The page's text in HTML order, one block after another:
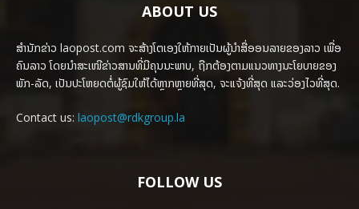
ABOUT US
ສຳນັກຂ່າວ laopost.com ຈະສ້າງໂຕເອງໃຫ້ກາຍເປັນຜູ້ນຳສື່ອອນລາຍຂອງລາວ ເພື່ອ
ຄົນລາວ ໂດຍນຳສະເໜີຂ່າວສານທີ່ມີຄຸນນະພາບ, ຖືກຕ້ອງຕາມແນວທາງນະໂຍບາຍຂອງ
ພັກ-ລັດ, ເປັນປະໂຫຍດຕໍ່ຜູ້ຊົມໃຫ້ໄດ້ຫຼາກຫຼາຍທີ່ສຸດ, ຈະແຈ້ງທີ່ສຸດ ແລະວ່ອງໄວທີ່ສຸດ.
Contact us: laopost@rdkgroup.la
FOLLOW US